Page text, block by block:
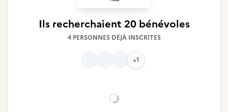
Ils recherchaient 20 bénévoles
4 PERSONNES DÉJÀ INSCRITES
+1
Chargement...